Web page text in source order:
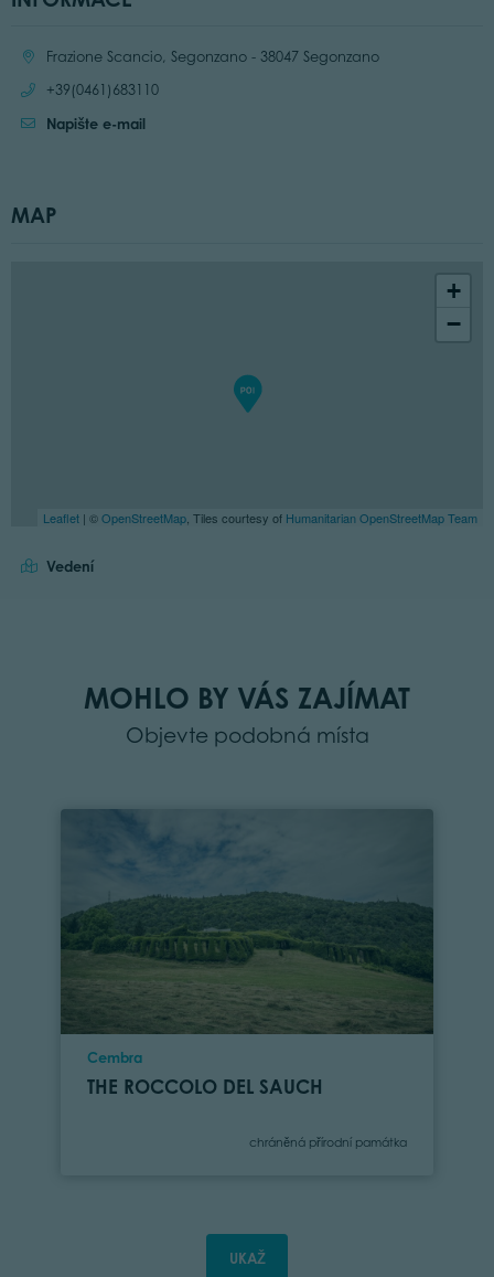
Location:Frazione Scancio, Segonzano - 38047 Segonzano
Call:
+39(0461)683110
Napište e-mail
MAP
+
−
Leaflet | ©OpenStreetMap , Tiles courtesy of Humanitarian OpenStreetMap Team
Vedení
MOHLO BY VÁS ZAJÍMAT
Objevte podobná místa
Location
Cembra
THE ROCCOLO DEL SAUCH
Category
chráněná přírodní památka
UKAŽ